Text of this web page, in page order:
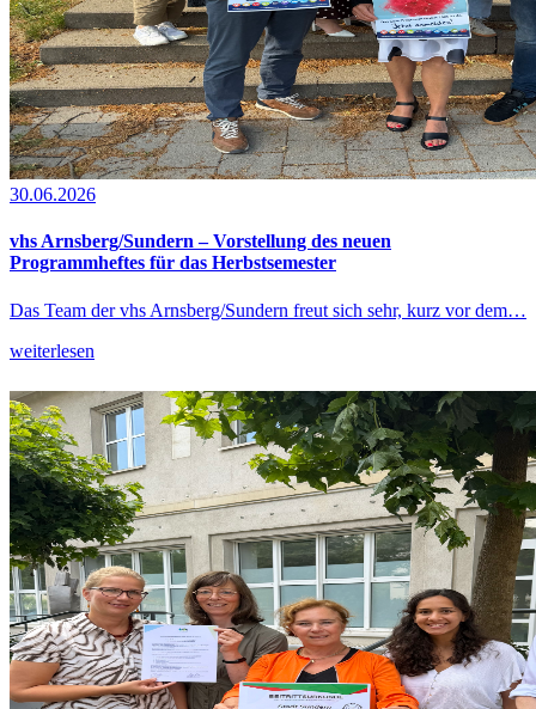
30.06.2026
vhs Arnsberg/Sundern – Vorstellung des neuen
Programmheftes für das Herbstsemester
Das Team der vhs Arnsberg/Sundern freut sich sehr, kurz vor dem…
weiterlesen